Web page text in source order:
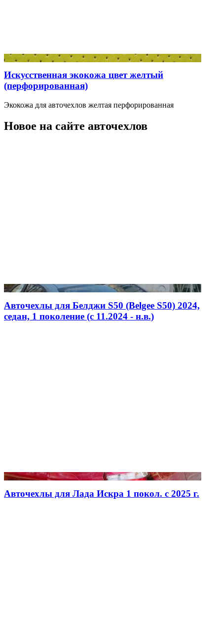
Искусственная экокожа цвет желтый
(перфорированная)
Экокожа для авточехлов желтая перфорированная
Новое на сайте авточехлов
Авточехлы для Белджи S50 (Belgee S50) 2024,
седан, 1 поколение (c 11.2024 - н.в.)
Авточехлы для Лада Искра 1 покол. с 2025 г.